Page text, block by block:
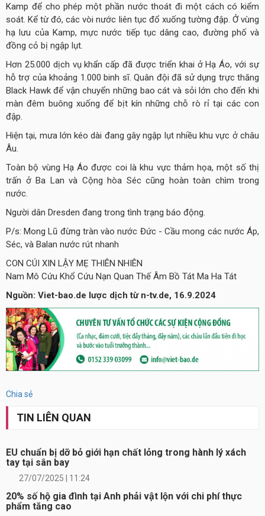
Kamp để cho phép một phần nước thoát đi một cách có kiểm
soát. Kể từ đó, các vòi nước liên tục đổ xuống tường đập. Ở vùng
hạ lưu của Kamp, mực nước tiếp tục dâng cao, đường phố và
đồng cỏ bị ngập lụt.
Hơn 25.000 dịch vụ khẩn cấp đã được triển khai ở Hạ Áo, với sự
hỗ trợ của khoảng 1.000 binh sĩ. Quân đội đã sử dụng trực thăng
Black Hawk để vận chuyển những bao cát và sỏi lớn cho đến khi
màn đêm buông xuống để bịt kín những chỗ rò rỉ tại các con
đập.
Hiện tại, mưa lớn kéo dài đang gây ngập lụt nhiều khu vực ở châu
Âu.
Toàn bộ vùng Hạ Áo được coi là khu vực thảm họa, một số thị
trấn ở Ba Lan và Cộng hòa Séc cũng hoàn toàn chìm trong
nước.
Người dân Dresden đang trong tình trạng báo động.
P/s: Mong Lũ đừng tràn vào nước Đức - Cầu mong các nước Áp,
Séc, và Balan nước rút nhanh
CON CÚI XIN LẬY MẸ THIÊN NHIÊN
Nam Mô Cứu Khổ Cứu Nạn Quan Thế Âm Bồ Tát Ma Ha Tát
Nguồn: Viet-bao.de lược dịch từ n-tv.de, 16.9.2024
Chia sẻ
TIN LIÊN QUAN
EU chuẩn bị dỡ bỏ giới hạn chất lỏng trong hành lý xách
tay tại sân bay
27/07/2025 | 11:24
20% số hộ gia đình tại Anh phải vật lộn với chi phí thực
phẩm tăng cao